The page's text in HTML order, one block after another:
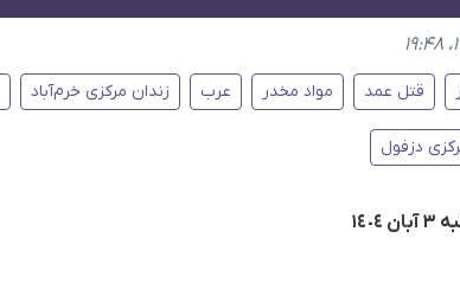
قتل عمد مواد مخدر عرب زندان مرکزی خرم‌آباد
دزفول